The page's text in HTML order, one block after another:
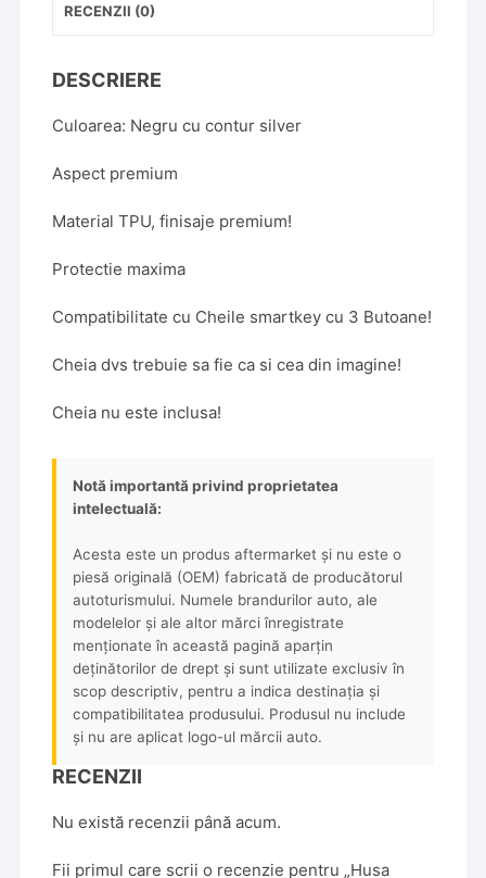
RECENZII (0)
DESCRIERE
Culoarea: Negru cu contur silver
Aspect premium
Material TPU, finisaje premium!
Protectie maxima
Compatibilitate cu Cheile smartkey cu 3 Butoane!
Cheia dvs trebuie sa fie ca si cea din imagine!
Cheia nu este inclusa!
Notă importantă privind proprietatea
intelectuală:
Acesta este un produs aftermarket și nu este o
piesă originală (OEM) fabricată de producătorul
autoturismului. Numele brandurilor auto, ale
modelelor și ale altor mărci înregistrate
menționate în această pagină aparțin
deținătorilor de drept și sunt utilizate exclusiv în
scop descriptiv, pentru a indica destinația și
compatibilitatea produsului. Produsul nu include
și nu are aplicat logo-ul mărcii auto.
RECENZII
Nu există recenzii până acum.
Fii primul care scrii o recenzie pentru „Husa